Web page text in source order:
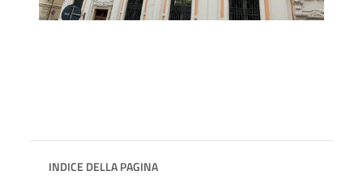
INDICE DELLA PAGINA